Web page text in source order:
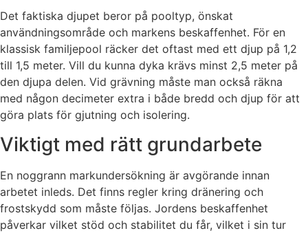
Det faktiska djupet beror på pooltyp, önskat
användningsområde och markens beskaffenhet. För en
klassisk familjepool räcker det oftast med ett djup på 1,2
till 1,5 meter. Vill du kunna dyka krävs minst 2,5 meter på
den djupa delen. Vid grävning måste man också räkna
med någon decimeter extra i både bredd och djup för att
göra plats för gjutning och isolering.
Viktigt med rätt grundarbete
En noggrann markundersökning är avgörande innan
arbetet inleds. Det finns regler kring dränering och
frostskydd som måste följas. Jordens beskaffenhet
påverkar vilket stöd och stabilitet du får, vilket i sin tur